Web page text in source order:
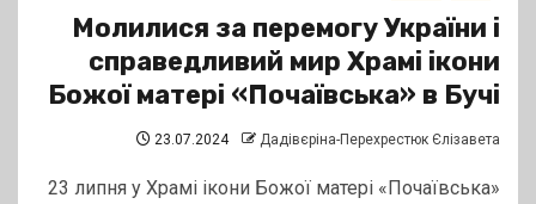
Молилися за перемогу України і
справедливий мир Храмі ікони
Божої матері «Почаївська» в Бучі
23.07.2024 Дадівєріна-Перехрестюк Єлізавета
23 липня у Храмі ікони Божої матері «Почаївська»